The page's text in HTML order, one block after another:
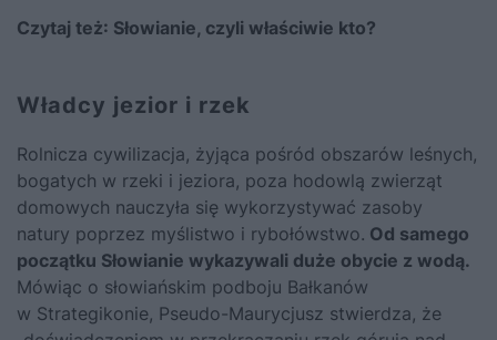
Czytaj też: Słowianie, czyli właściwie kto?
Władcy jezior i rzek
Rolnicza cywilizacja, żyjąca pośród obszarów leśnych,
bogatych w rzeki i jeziora, poza hodowlą zwierząt
domowych nauczyła się wykorzystywać zasoby
natury poprzez myślistwo i rybołówstwo. Od samego
początku Słowianie wykazywali duże obycie z wodą.
Mówiąc o słowiańskim podboju Bałkanów
w Strategikonie, Pseudo-Maurycjusz stwierdza, że